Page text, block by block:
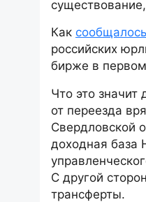
Как сообщалось
российских
бирже в
Что это
от переезда
Свердловской
доходная база
С другой
трансферты.